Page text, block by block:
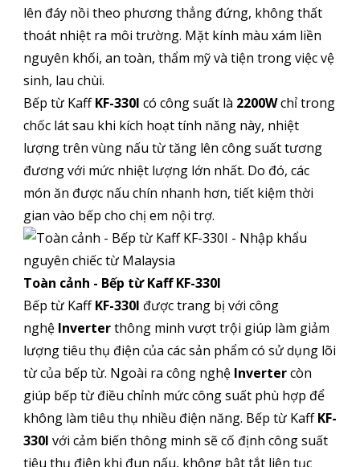
lên đáy nồi theo phương thẳng đứng, không thất
thoát nhiệt ra môi trường. Mặt kính màu xám liền
nguyên khối, an toàn, thẩm mỹ và tiện trong việc vệ
sinh, lau chùi.
Bếp từ KaffKF-330I có công suất là 2200Wchỉ trong
chốc lát sau khi kích hoạt tính năng này, nhiệt
lượng trên vùng nấu từ tăng lên công suất tương
đương với mức nhiệt lượng lớn nhất. Do đó, các
món ăn được nấu chín nhanh hơn, tiết kiệm thời
gian vào bếp cho chị em nội trợ.
Toàn cảnh - Bếp từ Kaff KF-330I
Bếp từ KaffKF-330I được trang bị với công
nghệ Inverterthông minh vượt trội giúp làm giảm
lượng tiêu thụ điện của các sản phẩm có sử dụng lõi
từ của bếp từ. Ngoài ra công nghệ Invertercòn
giúp bếp từ điều chỉnh mức công suất phù hợp để
không làm tiêu thụ nhiều điện năng. Bếp từ KaffKF-
330I với cảm biến thông minh sẽ cố định công suất
tiêu thụ điện khi đun nấu, không bật tắt liên tục